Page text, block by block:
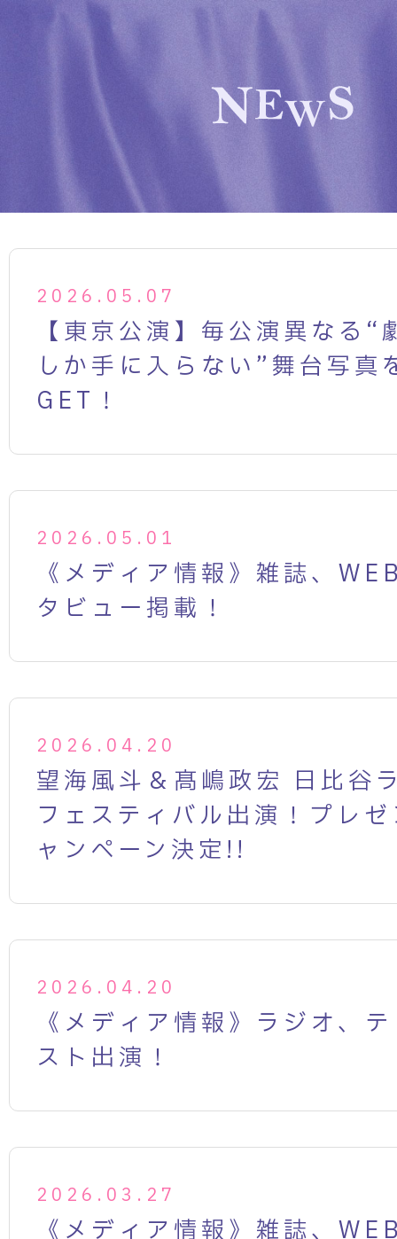
2026.05.07
【東京公演】毎公演異なる“
しか手に入らない”舞台写真
GET！
2026.05.01
《メディア情報》雑誌、
タビュー掲載！
2026.04.20
望海風斗＆髙嶋政宏 日比谷
フェスティバル出演！プレ
ャンペーン決定!!
2026.04.20
《メディア情報》ラジオ、
スト出演！
2026.03.27
《メディア情報》雑誌、